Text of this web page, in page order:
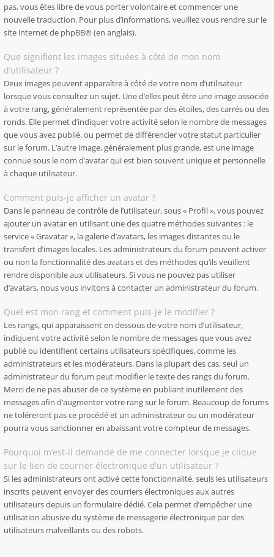
pas, vous êtes libre de vous porter volontaire et commencer une
nouvelle traduction. Pour plus d’informations, veuillez vous rendre sur le
site internet de phpBB® (en anglais).
Que signifient les images situées à côté de mon nom
d’utilisateur ?
Deux images peuvent apparaître à côté de votre nom d’utilisateur
lorsque vous consultez un sujet. Une d’elles peut être une image associée
à votre rang, généralement représentée par des étoiles, des carrés ou des
ronds. Elle permet d’indiquer votre activité selon le nombre de messages
que vous avez publié, ou permet de différencier votre statut particulier
sur le forum. L’autre image, généralement plus grande, est une image
connue sous le nom d’avatar qui est bien souvent unique et personnelle
à chaque utilisateur.
Comment puis-je afficher un avatar ?
Dans le panneau de contrôle de l’utilisateur, sous « Profil », vous pouvez
ajouter un avatar en utilisant une des quatre méthodes suivantes : le
service « Gravatar », la galerie d’avatars, les images distantes ou le
transfert d’images locales. Les administrateurs du forum peuvent activer
ou non la fonctionnalité des avatars et des méthodes qu’ils veuillent
rendre disponible aux utilisateurs. Si vous ne pouvez pas utiliser
d’avatars, nous vous invitons à contacter un administrateur du forum.
Quel est mon rang et comment puis-je le modifier ?
Les rangs, qui apparaissent en dessous de votre nom d’utilisateur,
indiquent votre activité selon le nombre de messages que vous avez
publié ou identifient certains utilisateurs spécifiques, comme les
administrateurs et les modérateurs. Dans la plupart des cas, seul un
administrateur du forum peut modifier le texte des rangs du forum.
Merci de ne pas abuser de ce système en publiant inutilement des
messages afin d’augmenter votre rang sur le forum. Beaucoup de forums
ne toléreront pas ce procédé et un administrateur ou un modérateur
pourra vous sanctionner en abaissant votre compteur de messages.
Pourquoi m’est-il demandé de me connecter lorsque je clique
sur le lien de courrier électronique d’un utilisateur ?
Si les administrateurs ont activé cette fonctionnalité, seuls les utilisateurs
inscrits peuvent envoyer des courriers électroniques aux autres
utilisateurs depuis un formulaire dédié. Cela permet d’empêcher une
utilisation abusive du système de messagerie électronique par des
utilisateurs malveillants ou des robots.